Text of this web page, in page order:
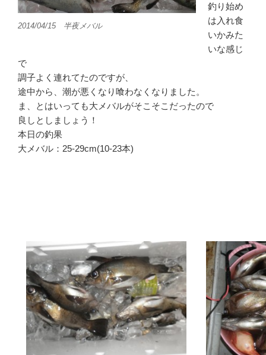
2014/04/15 半夜メバル
釣り始め
は入れ食
いかみた
いな感じ
で
調子よく連れてたのですが、
途中から、潮が悪くなり喰わなくなりました。
ま、とはいっても大メバルがそこそこだったので
良しとしましょう！
本日の釣果
大メバル：25-29cm(10-23本)